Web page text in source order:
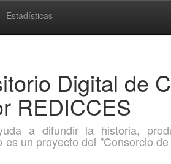
Estadísticas
Digital de
REDICCES
a difundir la historia,
un proyecto del "Consorcio